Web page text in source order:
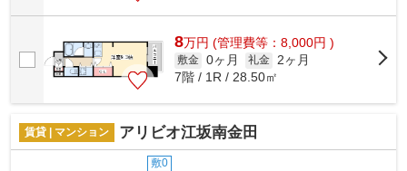
8万円 (管理費等：8,000円 )
敷金 0ヶ月 礼金
2ヶ月
7階 / 1R / 28.50㎡
賃貸 | マンション アリビオ江坂南金田
敷0